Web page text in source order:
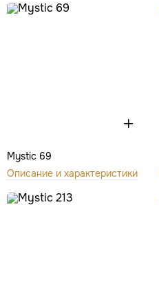
Mystic 69
Описание и характеристики